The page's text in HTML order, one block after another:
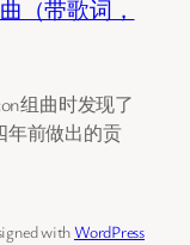
（带歌词，
组曲时发现了
年前做出的贡
withWordPress